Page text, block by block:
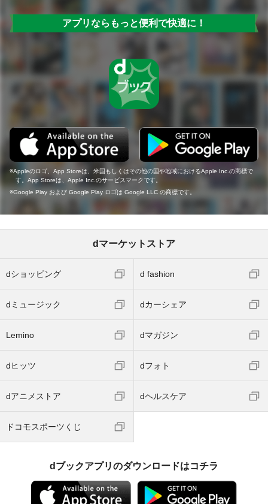
アプリならもっと便利で快適に！
Appleのロゴ、App Storeは、米国もしくはその他の国や地域におけるApple Inc.の商標で
す。App Storeは、Apple Inc.のサービスマークです。
Google Play および Google Play ロゴは Google LLC の商標です。
dマーケットストア
dショッピング d fashion
dミュージック dカーシェア
Lemino dマガジン
dヒッツ dフォト
dアニメストア dヘルスケア
ドコモスポーツくじ
dブックアプリのダウンロードはコチラ